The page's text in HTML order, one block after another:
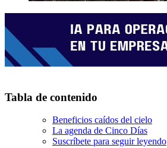
Tabla de contenido
Beneficios caídos del cielo
La agenda de Cinco Días
Suscríbete para seguir leyendo